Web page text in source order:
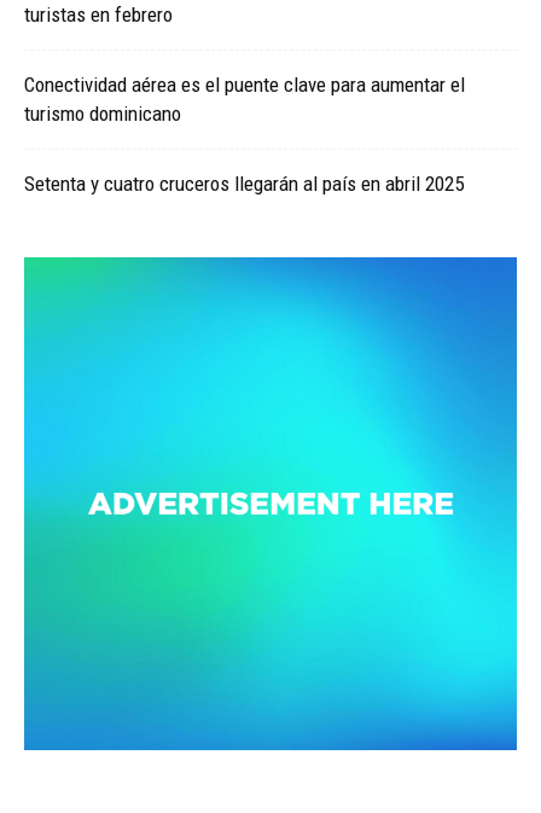
turistas en febrero
Conectividad aérea es el puente clave para aumentar el
turismo dominicano
Setenta y cuatro cruceros llegarán al país en abril 2025